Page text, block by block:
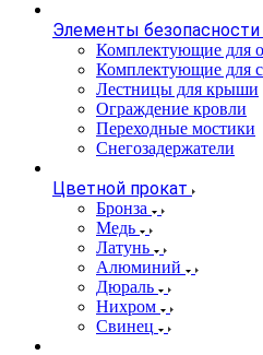
Элементы безопасности
Комплектующие для
Комплектующие для
Лестницы для крыши
Ограждение кровли
Переходные мостики
Снегозадержатели
Цветной прокат
Бронза
Медь
Латунь
Алюминий
Дюраль
Нихром
Свинец